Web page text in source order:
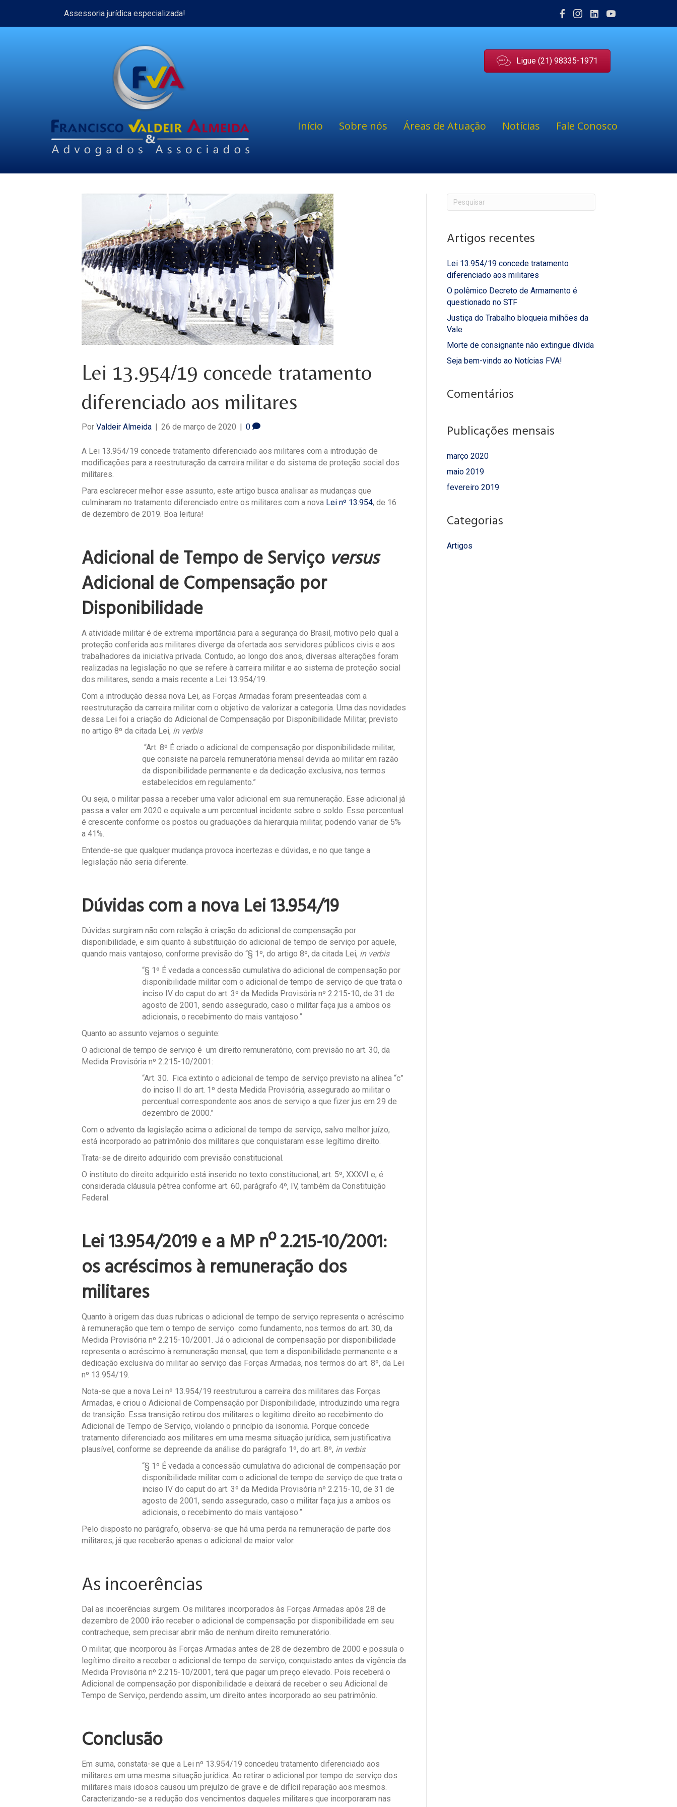
Assessoria jurídica especializada!
Ligue (21) 98335-1971
Início Sobre nós Áreas de Atuação Notícias Fale Conosco
Lei 13.954/19 concede tratamento
diferenciado aos militares
Por Valdeir Almeida | 26 de março de 2020 | 0
A Lei 13.954/19 concede tratamento diferenciado aos militares com a introdução de
modificações para a reestruturação da carreira militar e do sistema de proteção social dos
militares.
Para esclarecer melhor esse assunto, este artigo busca analisar as mudanças que
culminaram no tratamento diferenciado entre os militares com a nova Lei nº 13.954, de 16
de dezembro de 2019. Boa leitura!
Adicional de Tempo de Serviço versus
Adicional de Compensação por
Disponibilidade
A atividade militar é de extrema importância para a segurança do Brasil, motivo pelo qual a
proteção conferida aos militares diverge da ofertada aos servidores públicos civis e aos
trabalhadores da iniciativa privada. Contudo, ao longo dos anos, diversas alterações foram
realizadas na legislação no que se refere à carreira militar e ao sistema de proteção social
dos militares, sendo a mais recente a Lei 13.954/19.
Com a introdução dessa nova Lei, as Forças Armadas foram presenteadas com a
reestruturação da carreira militar com o objetivo de valorizar a categoria. Uma das novidades
dessa Lei foi a criação do Adicional de Compensação por Disponibilidade Militar, previsto
no artigo 8º da citada Lei, in verbis
“Art. 8º É criado o adicional de compensação por disponibilidade militar,
que consiste na parcela remuneratória mensal devida ao militar em razão
da disponibilidade permanente e da dedicação exclusiva, nos termos
estabelecidos em regulamento.”
Ou seja, o militar passa a receber uma valor adicional em sua remuneração. Esse adicional já
passa a valer em 2020 e equivale a um percentual incidente sobre o soldo. Esse percentual
é crescente conforme os postos ou graduações da hierarquia militar, podendo variar de 5%
a 41%.
Entende-se que qualquer mudança provoca incertezas e dúvidas, e no que tange a
legislação não seria diferente.
Dúvidas com a nova Lei 13.954/19
Dúvidas surgiram não com relação à criação do adicional de compensação por
disponibilidade, e sim quanto à substituição do adicional de tempo de serviço por aquele,
quando mais vantajoso, conforme previsão do “§ 1º, do artigo 8º, da citada Lei, in verbis
“§ 1º É vedada a concessão cumulativa do adicional de compensação por
disponibilidade militar com o adicional de tempo de serviço de que trata o
inciso IV do caput do art. 3º da Medida Provisória nº 2.215-10, de 31 de
agosto de 2001, sendo assegurado, caso o militar faça jus a ambos os
adicionais, o recebimento do mais vantajoso.”
Quanto ao assunto vejamos o seguinte:
O adicional de tempo de serviço é um direito remuneratório, com previsão no art. 30, da
Medida Provisória nº 2.215-10/2001:
“Art. 30. Fica extinto o adicional de tempo de serviço previsto na alínea “c”
do inciso II do art. 1º desta Medida Provisória, assegurado ao militar o
percentual correspondente aos anos de serviço a que fizer jus em 29 de
dezembro de 2000.”
Com o advento da legislação acima o adicional de tempo de serviço, salvo melhor juízo,
está incorporado ao patrimônio dos militares que conquistaram esse legítimo direito.
Trata-se de direito adquirido com previsão constitucional.
O instituto do direito adquirido está inserido no texto constitucional, art. 5º, XXXVI e, é
considerada cláusula pétrea conforme art. 60, parágrafo 4º, IV, também da Constituição
Federal.
Lei 13.954/2019 e a MP nº 2.215-10/2001:
os acréscimos à remuneração dos
militares
Quanto à origem das duas rubricas o adicional de tempo de serviço representa o acréscimo
à remuneração que tem o tempo de serviço como fundamento, nos termos do art. 30, da
Medida Provisória nº 2.215-10/2001. Já o adicional de compensação por disponibilidade
representa o acréscimo à remuneração mensal, que tem a disponibilidade permanente e a
dedicação exclusiva do militar ao serviço das Forças Armadas, nos termos do art. 8º, da Lei
nº 13.954/19.
Nota-se que a nova Lei nº 13.954/19 reestruturou a carreira dos militares das Forças
Armadas, e criou o Adicional de Compensação por Disponibilidade, introduzindo uma regra
de transição. Essa transição retirou dos militares o legítimo direito ao recebimento do
Adicional de Tempo de Serviço, violando o princípio da isonomia. Porque concede
tratamento diferenciado aos militares em uma mesma situação jurídica, sem justificativa
plausível, conforme se depreende da análise do parágrafo 1º, do art. 8º, in verbis:
“§ 1º É vedada a concessão cumulativa do adicional de compensação por
disponibilidade militar com o adicional de tempo de serviço de que trata o
inciso IV do caput do art. 3º da Medida Provisória nº 2.215-10, de 31 de
agosto de 2001, sendo assegurado, caso o militar faça jus a ambos os
adicionais, o recebimento do mais vantajoso.”
Pelo disposto no parágrafo, observa-se que há uma perda na remuneração de parte dos
militares, já que receberão apenas o adicional de maior valor.
As incoerências
Daí as incoerências surgem. Os militares incorporados às Forças Armadas após 28 de
dezembro de 2000 irão receber o adicional de compensação por disponibilidade em seu
contracheque, sem precisar abrir mão de nenhum direito remuneratório.
O militar, que incorporou às Forças Armadas antes de 28 de dezembro de 2000 e possuía o
legítimo direito a receber o adicional de tempo de serviço, conquistado antes da vigência da
Medida Provisória nº 2.215-10/2001, terá que pagar um preço elevado. Pois receberá o
Adicional de compensação por disponibilidade e deixará de receber o seu Adicional de
Tempo de Serviço, perdendo assim, um direito antes incorporado ao seu patrimônio.
Conclusão
Em suma, constata-se que a Lei nº 13.954/19 concedeu tratamento diferenciado aos
militares em uma mesma situação jurídica. Ao retirar o adicional por tempo de serviço dos
militares mais idosos causou um prejuízo de grave e de difícil reparação aos mesmos.
Caracterizando-se a redução dos vencimentos daqueles militares que incorporaram nas
Artigos recentes
Lei 13.954/19 concede tratamento
diferenciado aos militares
O polêmico Decreto de Armamento é
questionado no STF
Justiça do Trabalho bloqueia milhões da
Vale
Morte de consignante não extingue dívida
Seja bem-vindo ao Notícias FVA!
Comentários
Publicações mensais
março 2020
maio 2019
fevereiro 2019
Categorias
Artigos